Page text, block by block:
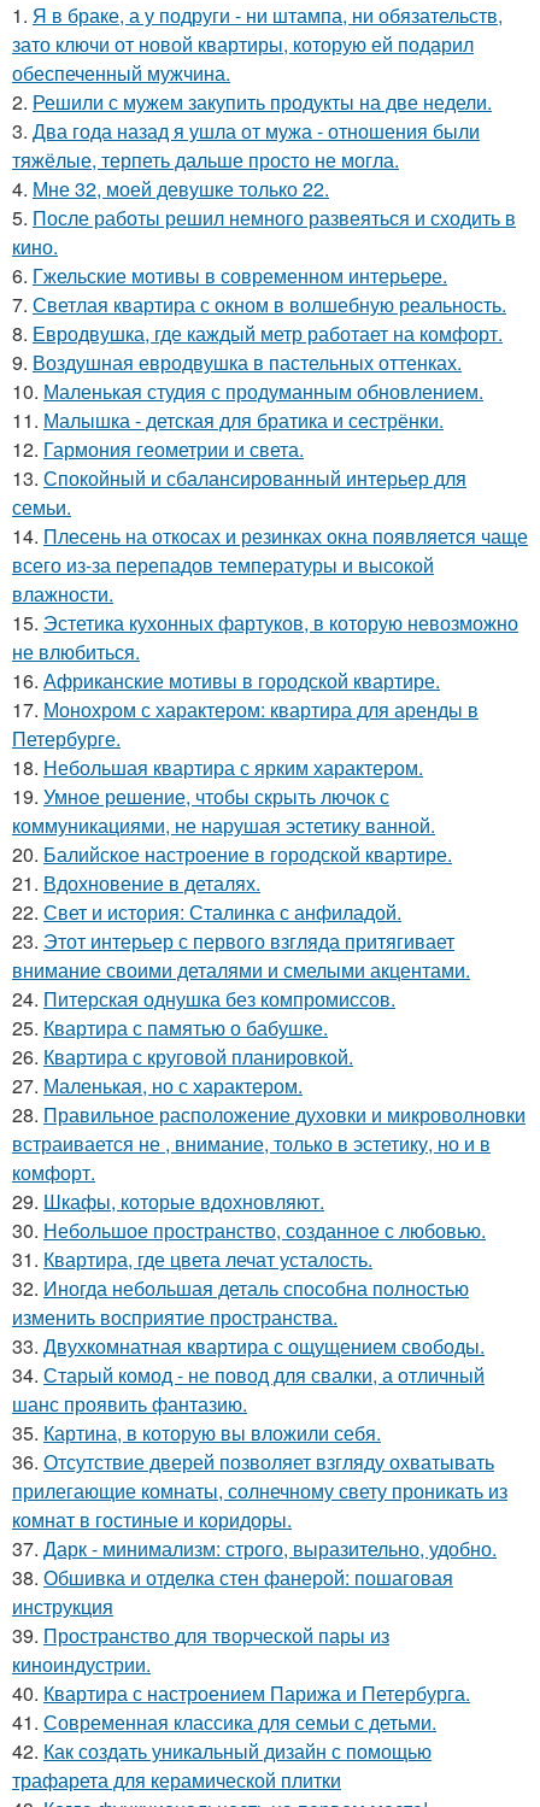
1. Я в браке, а у подруги - ни штампа, ни обязательств,
зато ключи от новой квартиры, которую ей подарил
обеспеченный мужчина.
2. Решили с мужем закупить продукты на две недели.
3. Два года назад я ушла от мужа - отношения были
тяжёлые, терпеть дальше просто не могла.
4. Мне 32, моей девушке только 22.
5. После работы решил немного развеяться и сходить в
кино.
6. Гжельские мотивы в современном интерьере.
7. Светлая квартира с окном в волшебную реальность.
8. Евродвушка, где каждый метр работает на комфорт.
9. Воздушная евродвушка в пастельных оттенках.
10. Маленькая студия с продуманным обновлением.
11. Малышка - детская для братика и сестрёнки.
12. Гармония геометрии и света.
13. Спокойный и сбалансированный интерьер для
семьи.
14. Плесень на откосах и резинках окна появляется чаще
всего из-за перепадов температуры и высокой
влажности.
15. Эстетика кухонных фартуков, в которую невозможно
не влюбиться.
16. Африканские мотивы в городской квартире.
17. Монохром с характером: квартира для аренды в
Петербурге.
18. Небольшая квартира с ярким характером.
19. Умное решение, чтобы скрыть лючок с
коммуникациями, не нарушая эстетику ванной.
20. Балийское настроение в городской квартире.
21. Вдохновение в деталях.
22. Свет и история: Сталинка с анфиладой.
23. Этот интерьер с первого взгляда притягивает
внимание своими деталями и смелыми акцентами.
24. Питерская однушка без компромиссов.
25. Квартира с памятью о бабушке.
26. Квартира с круговой планировкой.
27. Маленькая, но с характером.
28. Правильное расположение духовки и микроволновки
встраивается не , внимание, только в эстетику, но и в
комфорт.
29. Шкафы, которые вдохновляют.
30. Небольшое пространство, созданное с любовью.
31. Квартира, где цвета лечат усталость.
32. Иногда небольшая деталь способна полностью
изменить восприятие пространства.
33. Двухкомнатная квартира с ощущением свободы.
34. Старый комод - не повод для свалки, а отличный
шанс проявить фантазию.
35. Картина, в которую вы вложили себя.
36. Отсутствие дверей позволяет взгляду охватывать
прилегающие комнаты, солнечному свету проникать из
комнат в гостиные и коридоры.
37. Дарк - минимализм: строго, выразительно, удобно.
38. Обшивка и отделка стен фанерой: пошаговая
инструкция
39. Пространство для творческой пары из
киноиндустрии.
40. Квартира с настроением Парижа и Петербурга.
41. Современная классика для семьи с детьми.
42. Как создать уникальный дизайн с помощью
трафарета для керамической плитки